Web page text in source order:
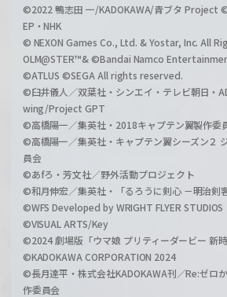
©2022 鴨志田 一/KADOKAWA/青ブタ Project
EP・NHK
© NEXON Games Co., Ltd. & Yostar, Inc. All
OLM@STER™& ©Bandai Namco
©ATLUS ©SEGA All rights reserved.
©臼井儀人／双葉社・シンエイ・テレビ朝日・
wing/Project GPT
©高橋陽一／集英社・2018キャプテン翼製作委
©高橋陽一／集英社・キャプテン翼シーズン２
員会
©あfろ・芳文社／野外活動プロジェクト
©和月伸宏／集英社・「るろうに剣心 －明治剣
©WFS Developed by WRIGHT FLYER STUDIOS
©VISUAL ARTS/Key
©2024 劇場版「ウマ娘 プリティーダービー 新
©KADOKAWA CORPORATION 2024
©長月達平・株式会社KADOKAWA刊／Re:ゼロ
作委員会